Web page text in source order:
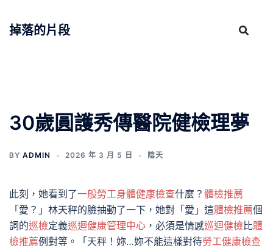
掉落的片段
30歲圓護秀傳醫院健檢理夢
BY ADMIN 2026 年 3 月 5 日 陰天
此刻，她看到了一般勞工身體健康檢查什麼？ 體檢推薦
「愛？」林天秤的臉抽動了一下，她對「愛」這體檢推薦個
詞的巡檢定義巡迴健康管理中心 ，必須是情感巡迴健檢比體
檢推薦例對等。「天秤！妳…妳不能這樣對待勞工健康檢查